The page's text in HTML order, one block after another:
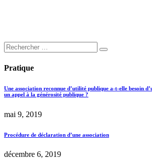
Pratique
Une association reconnue d’utilité publique a-t-elle besoin
un appel à la générosité publique ?
mai 9, 2019
Procédure de déclaration d’une association
décembre 6, 2019